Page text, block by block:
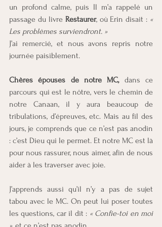
un profond calme, puis Il m’a rappelé un
passage du livre Restaurer, où Erin disait : «
Les problèmes surviendront. »
J’ai remercié, et nous avons repris notre
journée paisiblement.
Chères épouses de notre MC, dans ce
parcours qui est le nôtre, vers le chemin de
notre Canaan, il y aura beaucoup de
tribulations, d’épreuves, etc. Mais au fil des
jours, je comprends que ce n’est pas anodin
: c’est Dieu qui le permet. Et notre MC est là
pour nous rassurer, nous aimer, afin de nous
aider à les traverser avec joie.
J’apprends aussi qu’il n’y a pas de sujet
tabou avec le MC. On peut lui poser toutes
les questions, car il dit : « Confie-toi en moi